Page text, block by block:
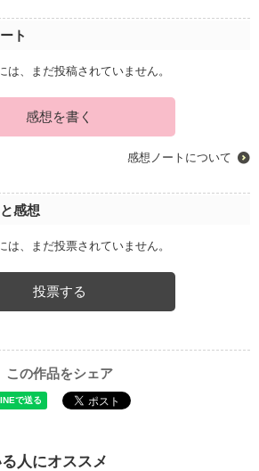
ト
は、まだ投稿されていません。
感想を書く
感想ノートについて
感想
は、まだ投票されていません。
投票する
この作品をシェア
人にオススメ